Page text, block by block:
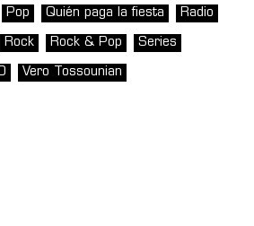
Pop Quién paga la fiesta Radio
Rock Rock & Pop Series
Vero Tossounian